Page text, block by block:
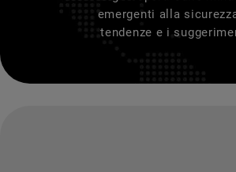
emergenti alla
tendenze e i